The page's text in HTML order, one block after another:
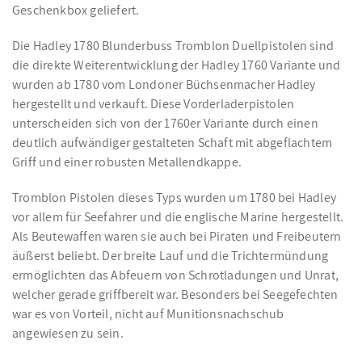
Geschenkbox geliefert.
Die Hadley 1780 Blunderbuss Tromblon Duellpistolen sind
die direkte Weiterentwicklung der Hadley 1760 Variante und
wurden ab 1780 vom Londoner Büchsenmacher Hadley
hergestellt und verkauft. Diese Vorderladerpistolen
unterscheiden sich von der 1760er Variante durch einen
deutlich aufwändiger gestalteten Schaft mit abgeflachtem
Griff und einer robusten Metallendkappe.
Tromblon Pistolen dieses Typs wurden um 1780 bei Hadley
vor allem für Seefahrer und die englische Marine hergestellt.
Als Beutewaffen waren sie auch bei Piraten und Freibeutern
äußerst beliebt. Der breite Lauf und die Trichtermündung
ermöglichten das Abfeuern von Schrotladungen und Unrat,
welcher gerade griffbereit war. Besonders bei Seegefechten
war es von Vorteil, nicht auf Munitionsnachschub
angewiesen zu sein.